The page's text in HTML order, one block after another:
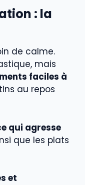
: la
de calme.
mais
faciles à
au repos
qui agresse
que les plats
et